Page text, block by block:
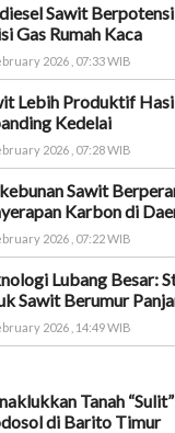
Sawit
Gas Rumah Kaca
2026 , 07:33 WIB
Lebih Produktif
Kedelai
2026 , 07:28 WIB
Sawit
Karbon di
2026 , 07:22 WIB
Lubang Besar:
Sawit Berumur
2026 , 14:49 WIB
Tanah
di Barito Timur